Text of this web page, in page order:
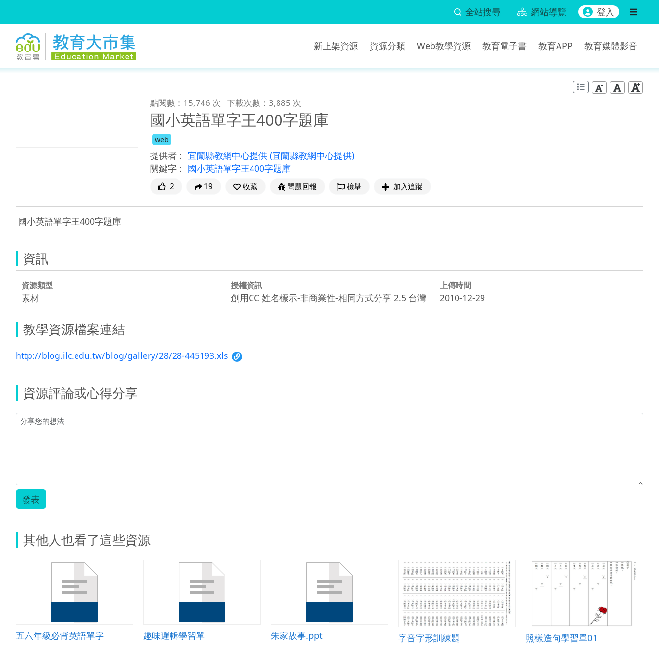
全站搜尋 網站導覽 登入
新上架資源 資源分類 Web教學資源 教育電子書 教育APP 教育媒體影音
點閱數：15,746 次 下載次數：3,885 次
國小英語單字王400字題庫
web
提供者： 宜蘭縣教網中心提供 (宜蘭縣教網中心提供)
關鍵字： 國小英語單字王400字題庫
2 19 收藏 問題回報 檢舉 加入追蹤
國小英語單字王400字題庫
資訊
資源類型
素材
授權資訊
創用CC 姓名標示-非商業性-相同方式分享 2.5 台灣
上傳時間
2010-12-29
教學資源檔案連結
http://blog.ilc.edu.tw/blog/gallery/28/28-445193.xls
資源評論或心得分享
發表
其他人也看了這些資源
五六年級必背英語單字 趣味邏輯學習單 朱家故事.ppt 字音字形訓練題 照樣造句學習單01